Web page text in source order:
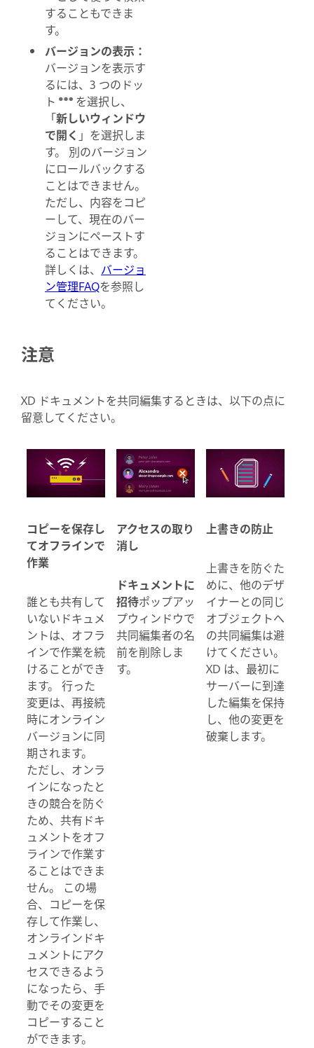
することもできま
す。
バージョンの表示：
バージョンを表示す
るには、3 つのドッ
ト
を選択し、
「新しいウィンドウ
で開く 」を選択しま
す。 別のバージョン
にロールバックする
ことはできません。
ただし、内容をコピ
ーして、現在のバー
ジョンにペーストす
ることはできます。
詳しくは、 バージョ
ン管理FAQを参照し
てください。
注意
XD ドキュメントを共同編集するときは、以下の点に
留意してください。
コピーを保存し
てオフラインで
作業
誰とも共有して
いないドキュメ
ントは、オフラ
インで作業を続
けることができ
ます。 行った
変更は、再接続
時にオンライン
バージョンに同
期されます。
ただし、オンラ
インになったと
きの競合を防ぐ
ため、共有ドキ
ュメントをオフ
ラインで作業す
ることはできま
せん。 この場
合、コピーを保
存して作業し、
オンラインドキ
ュメントにアク
セスできるよう
になったら、手
動でその変更を
コピーすること
ができます。
アクセスの取り
消し
ドキュメントに
招待ポップアッ
プウィンドウで
共同編集者の名
前を削除しま
す。
上書きの防止
上書きを防ぐた
めに、他のデザ
イナーとの同じ
オブジェクトへ
の共同編集は避
けてください。
XD は、最初に
サーバーに到達
した編集を保持
し、他の変更を
破棄します。